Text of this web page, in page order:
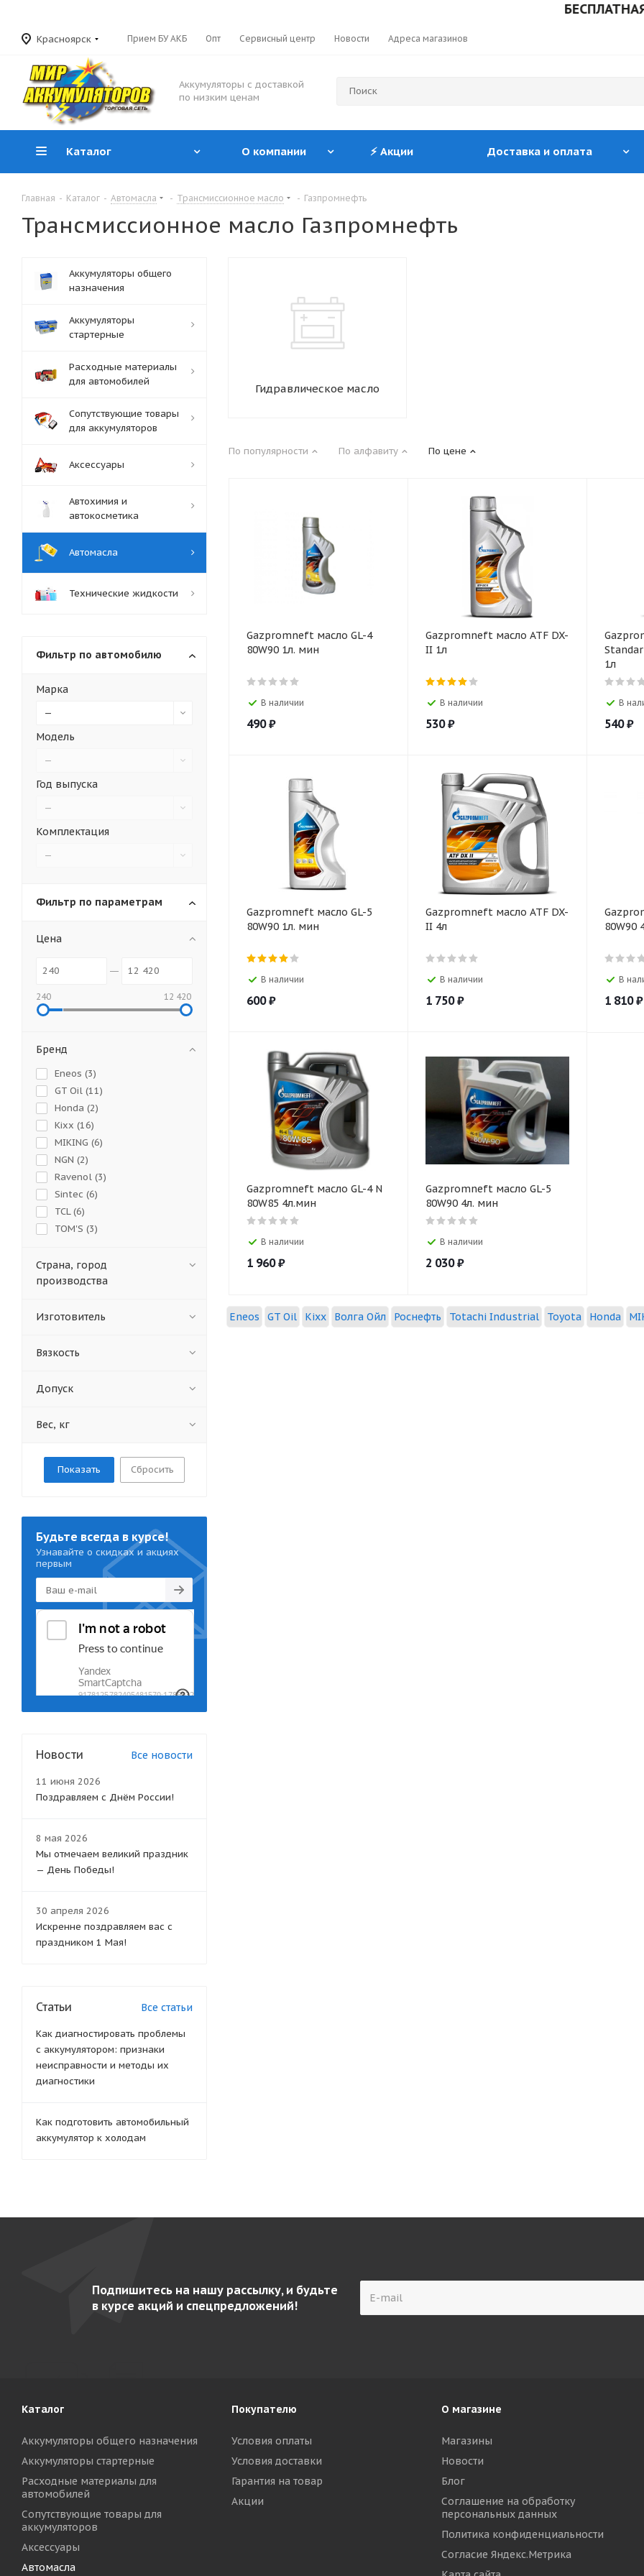
БЕСПЛАТНАЯ
Красноярск Прием БУ АКБ Опт Сервисный центр Новости Адреса магазинов
Аккумуляторы с доставкой
по низким ценам
Каталог О компании ⚡ Акции Доставка и оплата
Главная - Каталог - Автомасла - Трансмиссионное масло - Газпромнефть
Трансмиссионное масло Газпромнефть
Гидравлическое масло
По популярности По алфавиту По цене
Gazpromneft масло GL-4
80W90 1л. мин
В наличии
490₽
Gazpromneft масло ATF DX-
II 1л
В наличии
530₽
Standart ATF DX-III
1л
В
540₽
Gazpromneft масло GL-5
80W90 1л. мин
В наличии
600₽
Gazpromneft масло ATF DX-
II 4л
В наличии
1 750₽
80W90
В
1 810₽
Gazpromneft масло GL-4 N
80W85 4л.мин
В наличии
1 960₽
Gazpromneft масло GL-5
80W90 4л. мин
В наличии
2 030₽
Eneos GT Oil Kixx Волга Ойл Роснефть Totachi Industrial Toyota Honda
Аккумуляторы общего
назначения
Аккумуляторы
стартерные
Расходные материалы
для автомобилей
Сопутствующие товары
для аккумуляторов
Аксессуары
Автохимия и
автокосметика
Автомасла
Технические жидкости
Фильтр по автомобилю
Марка
—
Модель
—
Год выпуска
—
Комплектация
—
Фильтр по параметрам
Цена
240 12 420
Бренд
Eneos (3)
GT Oil (11)
Honda (2)
Kixx (16)
MIKING (6)
NGN (2)
Ravenol (3)
Sintec (6)
TCL (6)
TOM'S (3)
Toyota (4)
Волга Ойл (
Роснефть (
Страна, город
производства
Изготовитель
Вязкость
Допуск
Вес, кг
Сбросить
Будьте всегда в курсе!
Узнавайте о скидках и акциях
первым
Новости Все новости
11 июня 2026
Поздравляем с Днём России!
8 мая 2026
Мы отмечаем великий праздник
— День Победы!
30 апреля 2026
Искренне поздравляем вас с
праздником 1 Мая!
Статьи Все статьи
Как диагностировать проблемы
с аккумулятором: признаки
неисправности и методы их
диагностики
Как подготовить автомобильный
аккумулятор к холодам
Подпишитесь на нашу рассылку, и будьте
в курсе акций и спецпредложений!
Каталог
Аккумуляторы общего назначения
Аккумуляторы стартерные
Расходные материалы для
автомобилей
Сопутствующие товары для
аккумуляторов
Аксессуары
Автомасла
Покупателю
Условия оплаты
Условия доставки
Гарантия на товар
Акции
О магазине
Магазины
Новости
Блог
Соглашение на обработку
персональных данных
Политика конфиденциальности
Согласие Яндекс.Метрика